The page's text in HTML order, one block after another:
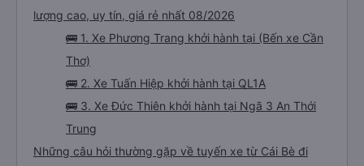
lượng cao, uy tín, giá rẻ nhất 08/2026
🚌 1. Xe Phương Trang khởi hành tại (Bến xe Cần
Thơ)
🚌 2. Xe Tuấn Hiệp khởi hành tại QL1A
🚌 3. Xe Đức Thiên khởi hành tại Ngã 3 An Thới
Trung
Những câu hỏi thường gặp về tuyến xe từ Cái Bè đi